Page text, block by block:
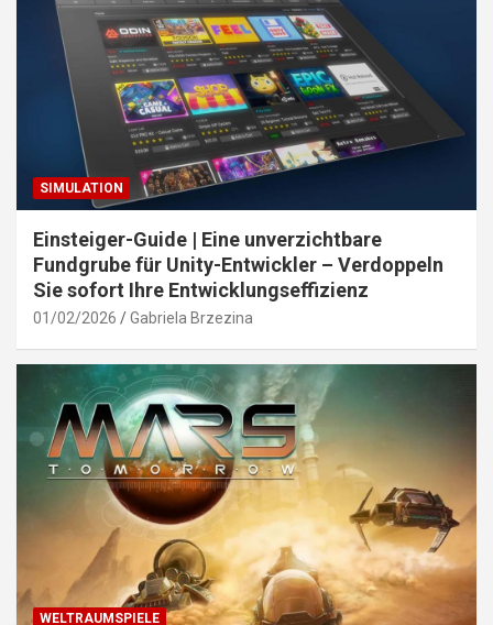
SIMULATION
Einsteiger-Guide | Eine unverzichtbare
Fundgrube für Unity-Entwickler – Verdoppeln
Sie sofort Ihre Entwicklungseffizienz
01/02/2026 Gabriela Brzezina
WELTRAUMSPIELE